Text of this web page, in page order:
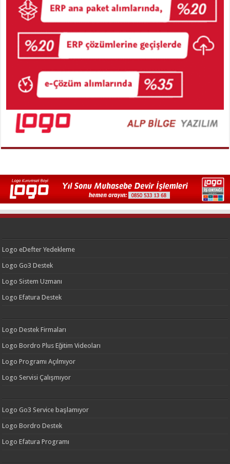
Logo eDefter Yedekleme
Logo Go3 Destek
Logo Sistem Uzmanı
Logo Efatura Destek
Logo Destek Firmaları
Logo Bordro Plus Eğitim Videoları
Logo Programı Açılmıyor
Logo Servisi Çalışmıyor
Logo Go3 Service başlamıyor
Logo Bordro Destek
Logo Efatura Programı